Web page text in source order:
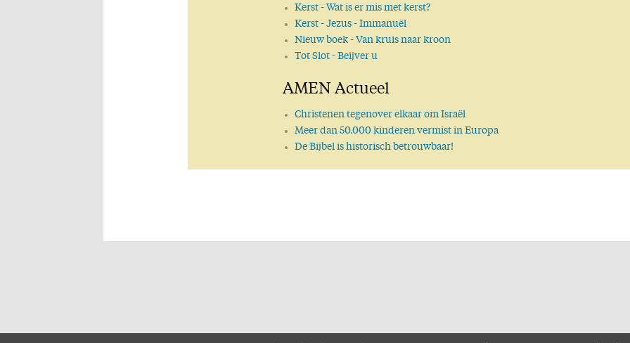
Kerst- Wat is er mis met kerst?
Kerst- Jezus - Immanuël
Nieuw boek- Van kruis naar kroon
Tot Slot- Beijver u
AMEN Actueel
Christenen tegenover elkaar om Israël
Meer dan 50.000 kinderen vermist in Europa
De Bijbel is historisch betrouwbaar!